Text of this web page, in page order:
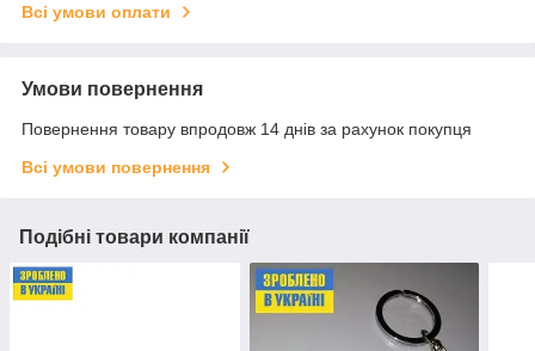
Всі умови оплати
Умови повернення
Повернення товару впродовж 14 днів за рахунок покупця
Всі умови повернення
Подібні товари компанії